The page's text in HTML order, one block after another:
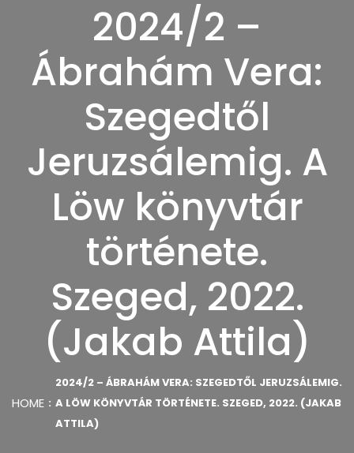
2024/2 –
Ábrahám Vera:
Szegedtől
Jeruzsálemig. A
Löw könyvtár
története.
Szeged, 2022.
(Jakab Attila)
HOME
2024/2 – ÁBRAHÁM VERA: SZEGEDTŐL JERUZSÁLEMIG.
A LÖW KÖNYVTÁR TÖRTÉNETE. SZEGED, 2022. (JAKAB
ATTILA)